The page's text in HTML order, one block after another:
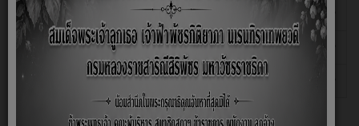
นวดแผนไทย 28 ตุลาคม 2565
จักรสาน กระบุง พัด ตะกร้า 28 ตุลาคม 2565
จักรสานกรงนก 28 ตุลาคม 2565